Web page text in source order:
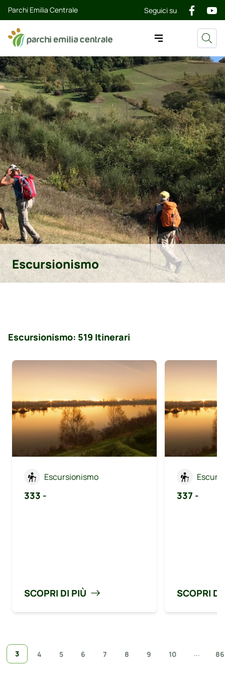
Parchi Emilia Centrale Seguici su
Escursionismo
Escursionismo: 519 Itinerari
Escursionismo
333 -
SCOPRI DI PIÙ
337 -
SCOPRI DI
3 4 5 6 7 8 9 10 ... 86